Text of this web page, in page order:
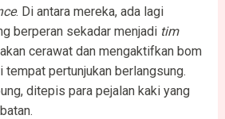
. Di antara mereka, ada lagi
berperan sekadar menjadi tim
cerawat dan mengaktifkan bom
tempat pertunjukan berlangsung.
ditepis para pejalan kaki yang